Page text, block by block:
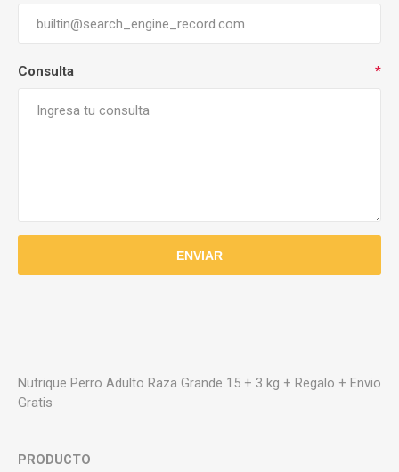
Consulta *
Nutrique Perro Adulto Raza Grande 15 + 3 kg + Regalo + Envio
Gratis
PRODUCTO